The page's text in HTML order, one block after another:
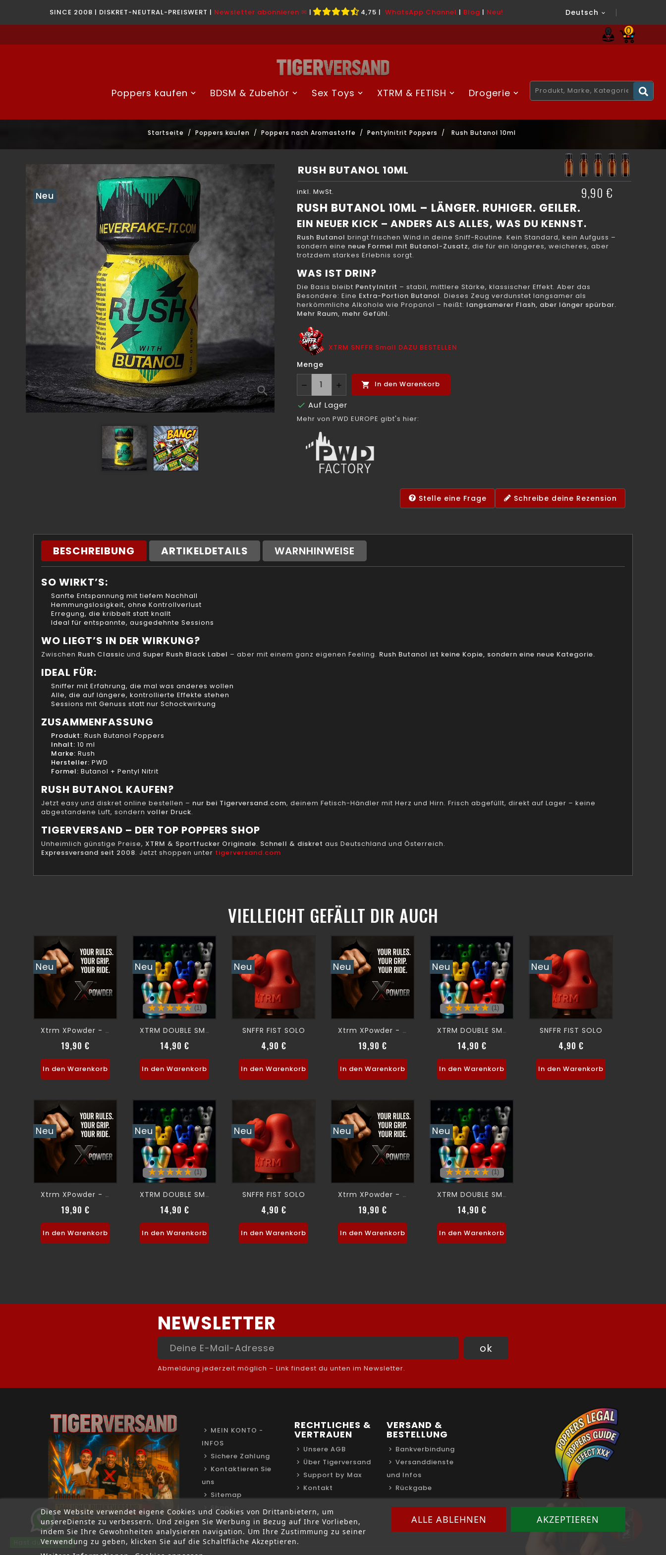
SINCE 2008 | DISKRET-NEUTRAL-PREISWERT | Newsletter abonnieren ✉ | 4,75 | WhatsApp Channel | Blog | Neu! Deutsch 
0
Poppers kaufen BDSM & Zubehör Sex Toys XTRM & FETISH Drogerie
Startseite Poppers kaufen Poppers nach Aromastoffe Pentylnitrit Poppers Rush Butanol 10ml
Neu
search
RUSH BUTANOL 10ML
9,90 €
inkl. MwSt.
RUSH BUTANOL 10ML – LÄNGER. RUHIGER. GEILER.
EIN NEUER KICK – ANDERS ALS ALLES, WAS DU KENNST.
Rush Butanol bringt frischen Wind in deine Sniff-Routine. Kein Standard, kein Aufguss –
sondern eine neue Formel mit Butanol-Zusatz, die für ein längeres, weicheres, aber
trotzdem starkes Erlebnis sorgt.
WAS IST DRIN?
Die Basis bleibt Pentylnitrit – stabil, mittlere Stärke, klassischer Effekt. Aber das
Besondere: Eine Extra-Portion Butanol. Dieses Zeug verdunstet langsamer als
herkömmliche Alkohole wie Propanol – heißt: langsamerer Flash, aber länger spürbar.
Mehr Raum, mehr Gefühl.
XTRM SNFFR Small DAZU BESTELLEN
Menge
 In den Warenkorb
 Auf Lager
Mehr von PWD EUROPE gibt's hier:
Schreibe deine Rezension
Stelle eine Frage
BESCHREIBUNG ARTIKELDETAILS WARNHINWEISE
SO WIRKT’S:
Sanfte Entspannung mit tiefem Nachhall
Hemmungslosigkeit, ohne Kontrollverlust
Erregung, die kribbelt statt knallt
Ideal für entspannte, ausgedehnte Sessions
WO LIEGT’S IN DER WIRKUNG?
Zwischen Rush Classic und Super Rush Black Label – aber mit einem ganz eigenen Feeling. Rush Butanol ist keine Kopie, sondern eine neue Kategorie.
IDEAL FÜR:
Sniffer mit Erfahrung, die mal was anderes wollen
Alle, die auf längere, kontrollierte Effekte stehen
Sessions mit Genuss statt nur Schockwirkung
ZUSAMMENFASSUNG
Produkt: Rush Butanol Poppers
Inhalt: 10 ml
Marke: Rush
Hersteller: PWD
Formel: Butanol + Pentyl Nitrit
RUSH BUTANOL KAUFEN?
Jetzt easy und diskret online bestellen – nur bei Tigerversand.com, deinem Fetisch-Händler mit Herz und Hirn. Frisch abgefüllt, direkt auf Lager – keine
abgestandene Luft, sondern voller Druck.
TIGERVERSAND – DER TOP POPPERS SHOP
Unheimlich günstige Preise, XTRM & Sportfucker Originale. Schnell & diskret aus Deutschland und Österreich.
Expressversand seit 2008. Jetzt shoppen unter tigerversand.com
VIELLEICHT GEFÄLLT DIR AUCH
Neu
Xtrm XPowder - FIST POWDER-
19,90 €
Preis
In den Warenkorb
Neu
(1)
XTRM DOUBLE SMALL SNFFR
14,90 €
Preis
In den Warenkorb
Neu
SNFFR FIST SOLO
4,90 €
Preis
In den Warenkorb
Neu
Xtrm XPowder - FIST POWDER-
19,90 €
Preis
In den Warenkorb
Neu
(1)
XTRM DOUBLE SMALL SNFFR
14,90 €
Preis
In den Warenkorb
Neu
SNFFR FIST SOLO
4,90 €
Preis
In den Warenkorb
Neu
Xtrm XPowder - FIST POWDER-
19,90 €
Preis
In den Warenkorb
Neu
(1)
XTRM DOUBLE SMALL SNFFR
14,90 €
Preis
In den Warenkorb
Neu
SNFFR FIST SOLO
4,90 €
Preis
In den Warenkorb
Neu
Xtrm XPowder - FIST POWDER-
19,90 €
Preis
In den Warenkorb
Neu
(1)
XTRM DOUBLE SMALL SNFFR
14,90 €
Preis
In den Warenkorb
Diese Website verwendet eigene Cookies und Cookies von Drittanbietern, um
unsereDienste zu verbessern. Und zeigen Sie Werbung in Bezug auf Ihre Vorlieben,
indem Sie Ihre Gewohnheiten analysieren navigation. Um Ihre Zustimmung zu seiner
Verwendung zu geben, klicken Sie auf die Schaltfläche Akzeptieren.
ALLE ABLEHNEN AKZEPTIEREN
NEWSLETTER
Abmeldung jederzeit möglich – Link findest du unten im Newsletter.
Hast du Fragen?
MEIN KONTO -
INFOS
Sichere Zahlung
Kontaktieren Sie
uns
Sitemap
Shops
RECHTLICHES &
VERTRAUEN
Unsere AGB
Über Tigerversand
Support by Max
Kontakt
VERSAND &
BESTELLUNG
Bankverbindung
Versanddienste
und Infos
Rückgabe